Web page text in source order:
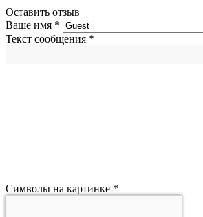
Оставить отзыв
Ваше имя *
Текст сообщения *
Символы на картинке *